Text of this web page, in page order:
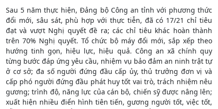
Sau 5 năm thực hiện, Đảng bộ Công an tỉnh với phương thức
đổi mới, sâu sát, phù hợp với thực tiễn, đã có 17/21 chỉ tiêu
đạt và vượt Nghị quyết đề ra; các chỉ tiêu khác hoàn thành
trên 70% Nghị quyết. Tổ chức bộ máy đổi mới, sắp xếp theo
hướng tinh gọn, hiệu lực, hiệu quả. Công an xã chính quy
từng bước đáp ứng yêu cầu, nhiệm vụ bảo đảm an ninh trật tự
ở cơ sở; đa số người đứng đầu cấp ủy, thủ trưởng đơn vị và
cấp phó người đứng đầu phát huy tốt vai trò, trách nhiệm nêu
gương; trình độ, năng lực của cán bộ, chiến sỹ được nâng lên;
xuất hiện nhiều điển hình tiên tiến, gương người tốt, việc tốt,